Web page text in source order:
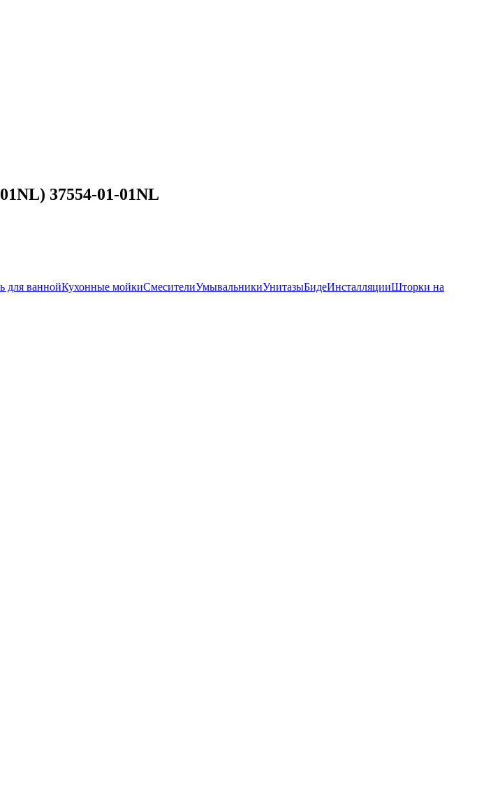
37554-01-01NL
для ваннойКухонные мойкиСмесителиУмывальникиУнитазыБидеИнсталляцииШторки на